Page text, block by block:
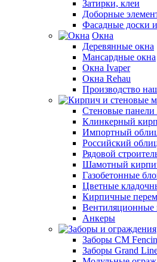
Затирки, клеи
Доборные
Фасадные доски
Окна
Деревянные окна
Мансардные окна
Окна Ivaper
Окна Rehau
Производство
Стеновые
Клинкерный
Импортный
Российский
Рядовой
Шамотный
Газобетонные
Цветные
Кирпичные
Вентиляционные
Анкеры
Заборы CM
Заборы Grand